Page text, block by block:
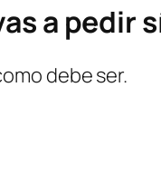
a pedir
debe ser.